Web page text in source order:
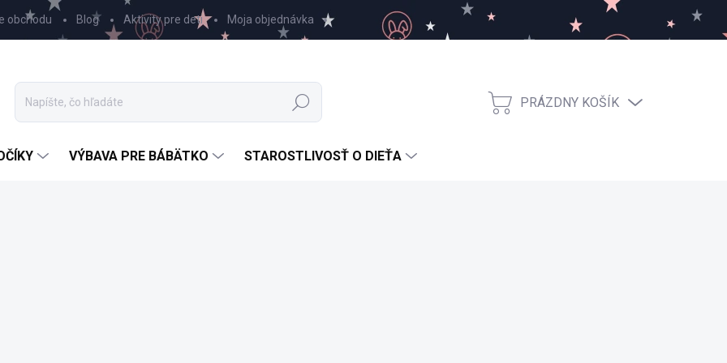
obchodu Blog Aktivity pre deti Moja objednávka
Hľadať
NÁKUPNÝ
PRÁZDNY KOŠÍK
VÝBAVA PRE BÁBÄTKO STAROSTLIVOSŤ O DIEŤA